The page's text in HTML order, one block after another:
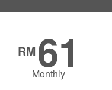
RM 61
Monthly